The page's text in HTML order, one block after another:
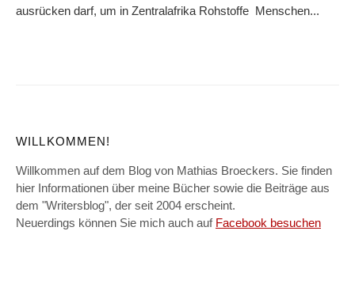
ausrücken darf, um in Zentralafrika Rohstoffe Menschen...
WILLKOMMEN!
Willkommen auf dem Blog von Mathias Broeckers. Sie finden
hier Informationen über meine Bücher sowie die Beiträge aus
dem "Writersblog", der seit 2004 erscheint.
Neuerdings können Sie mich auch auf Facebook besuchen